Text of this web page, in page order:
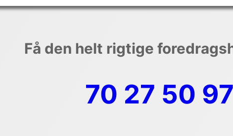
Få den helt rigtige
70 27 50 97